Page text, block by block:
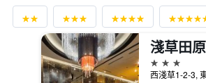
3星級
西淺草1-2-3,